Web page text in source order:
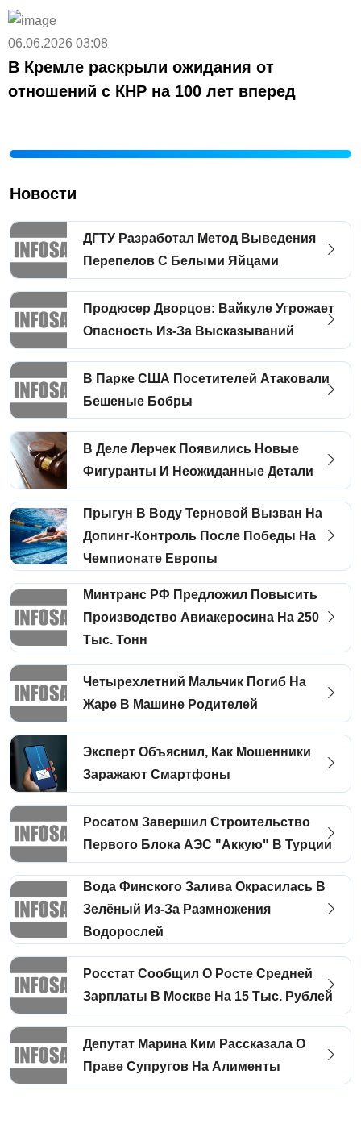
06.06.2026 03:08
В Кремле раскрыли ожидания от
отношений с КНР на 100 лет вперед
Новости
ДГТУ Разработал Метод Выведения
Перепелов С Белыми Яйцами
Продюсер Дворцов: Вайкуле Угрожает
Опасность Из-За Высказываний
В Парке США Посетителей Атаковали
Бешеные Бобры
В Деле Лерчек Появились Новые
Фигуранты И Неожиданные Детали
Прыгун В Воду Терновой Вызван На
Допинг-Контроль После Победы На
Чемпионате Европы
Минтранс РФ Предложил Повысить
Производство Авиакеросина На 250
Тыс. Тонн
Четырехлетний Мальчик Погиб На
Жаре В Машине Родителей
Эксперт Объяснил, Как Мошенники
Заражают Смартфоны
Росатом Завершил Строительство
Первого Блока АЭС "Аккую" В Турции
Вода Финского Залива Окрасилась В
Зелёный Из-За Размножения
Водорослей
Росстат Сообщил О Росте Средней
Зарплаты В Москве На 15 Тыс. Рублей
Депутат Марина Ким Рассказала О
Праве Супругов На Алименты